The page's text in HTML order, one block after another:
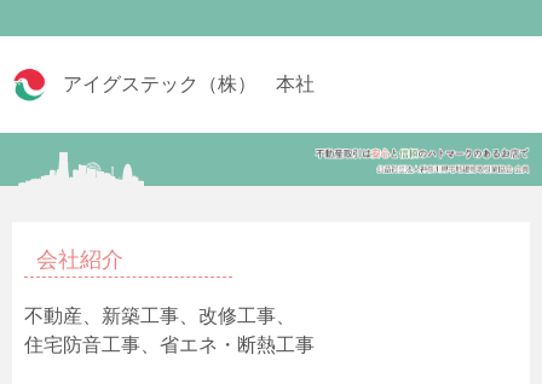
アイグステック（株） 本社
会社紹介
不動産、新築工事、改修工事、
住宅防音工事、省エネ・断熱工事